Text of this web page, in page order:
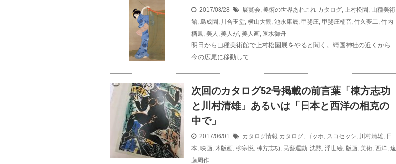
2017/08/28 展覧会, 美術の世界あれこれ カタログ, 上村松園 , 山種美術
館, 島成園 , 川合玉堂, 横山大観, 池永康晟, 甲斐庄, 甲斐庄楠音, 竹久夢二, 竹内
栖鳳, 美人 , 美人が, 美人画, 速水御舟
明日から山種美術館で上村松園展をやると聞く。靖国神社の近くから
今の広尾に移動して …
次回のカタログ52号掲載の前言葉「棟方志功
と川村清雄」あるいは「日本と西洋の相克の
中で」
2017/06/01 カタログ情報 カタログ, ゴッホ, スコセッシ, 川村清雄, 日
本, 映画, 木版画, 柳宗悦, 棟方志功, 民藝運動, 沈黙, 浮世絵, 版画, 美術, 西洋, 遠
藤周作